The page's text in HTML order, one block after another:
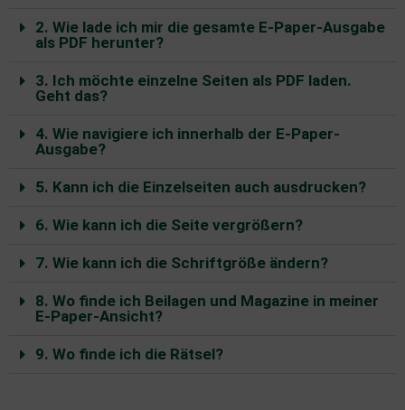
2. Wie lade ich mir die gesamte E-Paper-Ausgabe
als PDF herunter?
3. Ich möchte einzelne Seiten als PDF laden.
Geht das?
4. Wie navigiere ich innerhalb der E-Paper-
Ausgabe?
5. Kann ich die Einzelseiten auch ausdrucken?
6. Wie kann ich die Seite vergrößern?
7. Wie kann ich die Schriftgröße ändern?
8. Wo finde ich Beilagen und Magazine in meiner
E-Paper-Ansicht?
9. Wo finde ich die Rätsel?